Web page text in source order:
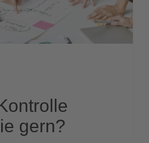
gern?